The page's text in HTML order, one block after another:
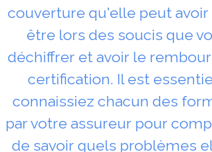
couverture qu'elle peut avoir
être lors des soucis que
déchiffrer et avoir le
certification. Il est
connaissiez chacun des
par votre assureur pour
de savoir quels problèmes